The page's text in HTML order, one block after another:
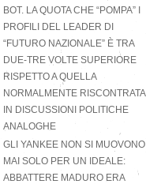
BOT. LA QUOTA CHE “POMPA” I
PROFILI DEL LEADER DI
“FUTURO NAZIONALE” È TRA
DUE-TRE VOLTE SUPERIORE
RISPETTO A QUELLA
NORMALMENTE RISCONTRATA
IN DISCUSSIONI POLITICHE
ANALOGHE
GLI YANKEE NON SI MUOVONO
MAI SOLO PER UN IDEALE:
ABBATTERE MADURO ERA